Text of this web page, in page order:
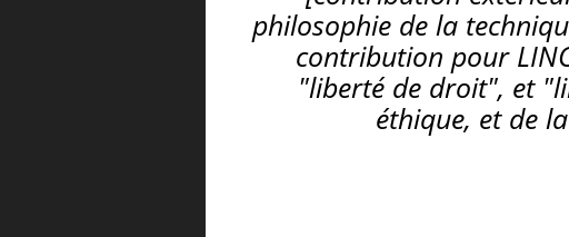
philosophie de la
contribution pour
"liberté de droit", et
éthique, et de